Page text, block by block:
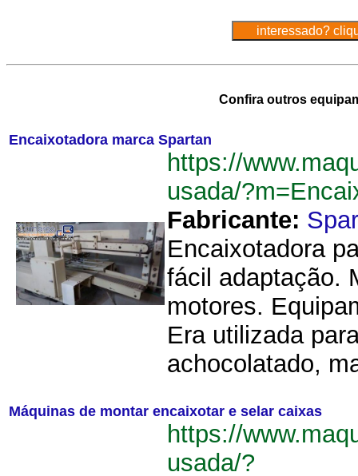
Confira outros
Encaixotadora marca Spartan
https://
usada/
Fabricante:
Encaixotadora
fácil adaptação.
motores.
Era utilizada
achocolatado,
Máquinas de montar encaixotar e selar caixas
https://
usada/?